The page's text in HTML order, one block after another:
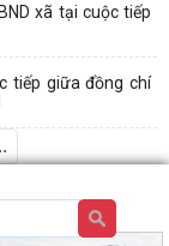
xã tại cuộc tiếp
tiếp giữa đồng chí